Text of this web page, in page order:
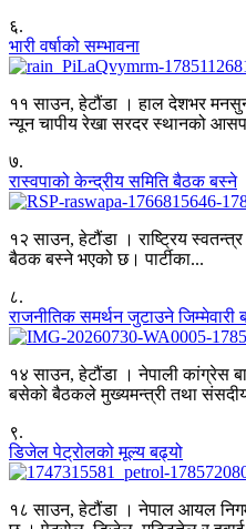
६.
भारी वर्षाको सम्भावना
११ साउन, हेटौंडा । हाल देशभर
न्यून चापीय रेखा सरदर स्थानको
७.
रास्वपाको केन्द्रीय समिति बैठक बस्ने
१२ साउन, हेटौंडा । राष्ट्रिय स्वतन्त्र
बैठक बस्ने भएको छ। पार्टीका...
८.
राजनीतिक समर्थन जुटाउने जिम्मेवारी
१४ साउन, हेटौंडा । नेपाली कांग्रेस
बसेको बैठकले मुख्यमन्त्री तथा
९.
डिजेल पेट्रोलको मूल्य बढ्यो
१८ साउन, हेटौंडा । नेपाल आयल